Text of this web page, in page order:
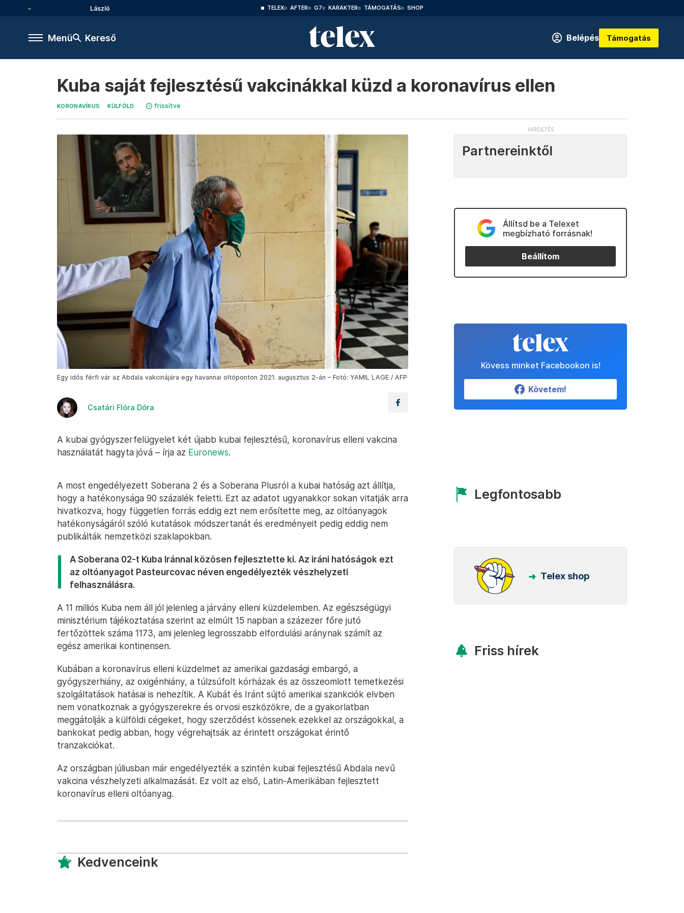
László TELEX AFTER G7 KARAKTER TÁMOGATÁS SHOP
Menü Kereső Belépés Támogatás
Kuba saját fejlesztésű vakcinákkal küzd a koronavírus ellen
KORONAVÍRUS KÜLFÖLD frissítve
Egy idős férfi vár az Abdala vakcinájára egy havannai oltóponton 2021. augusztus 2-án – Fotó: YAMIL LAGE / AFP
Csatári Flóra Dóra
A kubai gyógyszerfelügyelet két újabb kubai fejlesztésű, koronavírus elleni vakcina
használatát hagyta jóvá – írja az Euronews.
A most engedélyezett Soberana 2 és a Soberana Plusról a kubai hatóság azt állítja,
hogy a hatékonysága 90 százalék feletti. Ezt az adatot ugyanakkor sokan vitatják arra
hivatkozva, hogy független forrás eddig ezt nem erősítette meg, az oltóanyagok
hatékonyságáról szóló kutatások módszertanát és eredményeit pedig eddig nem
publikálták nemzetközi szaklapokban.
A Soberana 02-t Kuba Iránnal közösen fejlesztette ki. Az iráni hatóságok ezt
az oltóanyagot Pasteurcovac néven engedélyezték vészhelyzeti
felhasználásra.
A 11 milliós Kuba nem áll jól jelenleg a járvány elleni küzdelemben. Az egészségügyi
minisztérium tájékoztatása szerint az elmúlt 15 napban a százezer főre jutó
fertőzöttek száma 1173, ami jelenleg legrosszabb elfordulási aránynak számít az
egész amerikai kontinensen.
Kubában a koronavírus elleni küzdelmet az amerikai gazdasági embargó, a
gyógyszerhiány, az oxigénhiány, a túlzsúfolt kórházak és az összeomlott temetkezési
szolgáltatások hatásai is nehezítik. A Kubát és Iránt sújtó amerikai szankciók elvben
nem vonatkoznak a gyógyszerekre és orvosi eszközökre, de a gyakorlatban
meggátolják a külföldi cégeket, hogy szerződést kössenek ezekkel az országokkal, a
bankokat pedig abban, hogy végrehajtsák az érintett országokat érintő
tranzakciókat.
Az országban júliusban már engedélyezték a szintén kubai fejlesztésű Abdala nevű
vakcina vészhelyzeti alkalmazását. Ez volt az első, Latin-Amerikában fejlesztett
koronavírus elleni oltóanyag.
Kedvenceink
Partnereinktől
Állítsd be a Telexet
megbízható forrásnak!
Beállítom
Kövess minket Facebookon is!
Követem!
Legfontosabb
Telex shop
Friss hírek